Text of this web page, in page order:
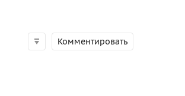
Комментировать